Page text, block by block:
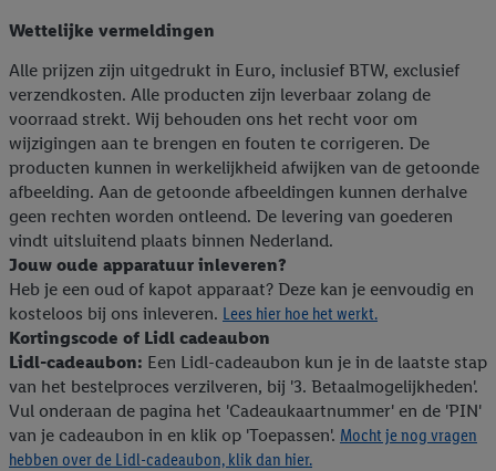
Wettelijke vermeldingen
Alle prijzen zijn uitgedrukt in Euro, inclusief BTW, exclusief
verzendkosten. Alle producten zijn leverbaar zolang de
voorraad strekt. Wij behouden ons het recht voor om
wijzigingen aan te brengen en fouten te corrigeren. De
producten kunnen in werkelijkheid afwijken van de getoonde
afbeelding. Aan de getoonde afbeeldingen kunnen derhalve
geen rechten worden ontleend. De levering van goederen
vindt uitsluitend plaats binnen Nederland.
Jouw oude apparatuur inleveren?
Heb je een oud of kapot apparaat? Deze kan je eenvoudig en
kosteloos bij ons inleveren. Lees hier hoe het werkt.
Kortingscode of Lidl cadeaubon
Lidl-cadeaubon: Een Lidl-cadeaubon kun je in de laatste stap
van het bestelproces verzilveren, bij '3. Betaalmogelijkheden'.
Vul onderaan de pagina het 'Cadeaukaartnummer' en de 'PIN'
van je cadeaubon in en klik op 'Toepassen'. Mocht je nog vragen
hebben over de Lidl-cadeaubon, klik dan hier.
voor alle bovengenoemde doeleinden. Meer informatie,
inclusief over de opslagperiode van de gegevens en je recht om
jouw toestemming op elk gewenst moment in te trekken, vind je
in onze privacyverklaring.Je vindt de impressum voor de Lidl
website hier.Klikhiervoor meer informatie over de cookies die
wij inzetten.